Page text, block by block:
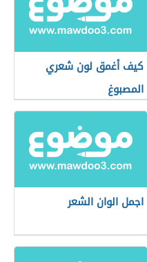
كيف أغمق لون شعري
المصبوغ
اجمل الوان الشعر